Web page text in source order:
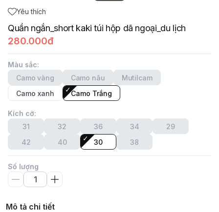
Yêu thích
Quần ngắn_short kaki túi hộp dã ngoại_du lịch
280.000đ
Màu sắc:
Camo vàng
Camo nâu
Mutilcam
Camo xanh
Camo Trắng
Kích cỡ:
31
32 36 34
29
42
40 30 38
Số lượng
Mô tả chi tiết